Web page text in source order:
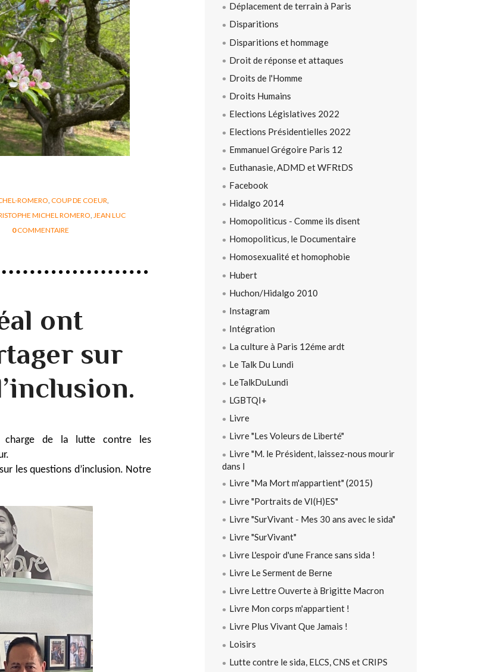
ROMERO, COUP DE COEUR,
MICHEL ROMERO, JEAN LUC
0COMMENTAIRE
ont
sur
charge de la lutte contre les
les questions d’inclusion. Notre
Déplacement de terrain à Paris
Disparitions
Disparitions et hommage
Droit de réponse et attaques
Droits de l'Homme
Droits Humains
Elections Législatives 2022
Elections Présidentielles 2022
Emmanuel Grégoire Paris 12
Euthanasie, ADMD et WFRtDS
Facebook
Hidalgo 2014
Homopoliticus - Comme ils disent
Homopoliticus, le Documentaire
Homosexualité et homophobie
Hubert
Huchon/Hidalgo 2010
Instagram
Intégration
La culture à Paris 12éme ardt
Le Talk Du Lundi
LeTalkDuLundi
LGBTQI+
Livre
Livre "Les Voleurs de Liberté"
Livre "M. le Président, laissez-nous mourir
dans l
Livre "Ma Mort m'appartient" (2015)
Livre "Portraits de VI(H)ES"
Livre "SurVivant - Mes 30 ans avec le sida"
Livre "SurVivant"
Livre L'espoir d'une France sans sida !
Livre Le Serment de Berne
Livre Lettre Ouverte à Brigitte Macron
Livre Mon corps m'appartient !
Livre Plus Vivant Que Jamais !
Loisirs
Lutte contre le sida, ELCS, CNS et CRIPS